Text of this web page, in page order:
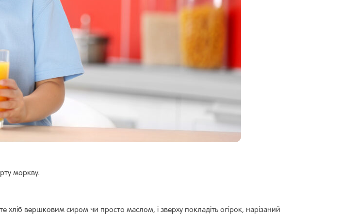
моркву.
хліб вершковим сиром чи просто маслом, і зверху покладіть огірок, нарізаний